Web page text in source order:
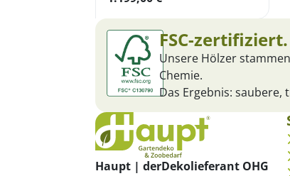
FSC-
Unsere Hölzer
Chemie.
Das Ergebnis: saubere,
Haupt | derDekolieferant OHG